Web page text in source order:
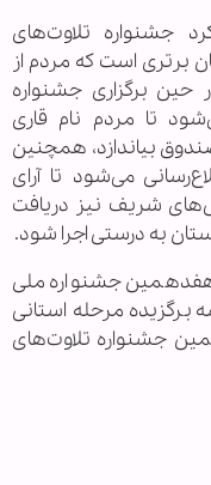
جشنواره تلاوت‌های
برتری است که مردم از
حین برگزاری جشنواره
تا مردم نام قاری
بیاندازد، همچنین
می‌شود تا آرای
شریف نیز دریافت
به درستی اجرا شود.
هفدهمین جشنواره ملی
که سه برگزیده مرحله استانی
شانزدهمین جشنواره تلاوت‌های